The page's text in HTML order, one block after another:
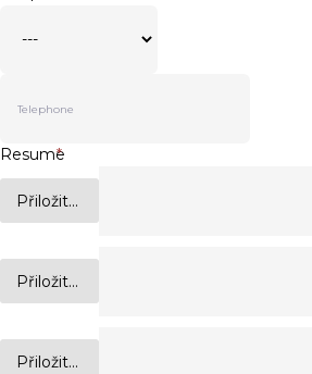
Resume
*
Přiložit...
Přiložit...
Přiložit...